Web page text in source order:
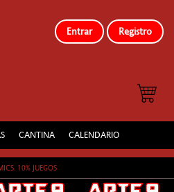
Entrar Registro
CANTINA CALENDARIO
10% JUEGOS